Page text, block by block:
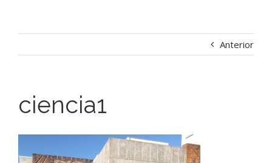
Anterior
ciencia1